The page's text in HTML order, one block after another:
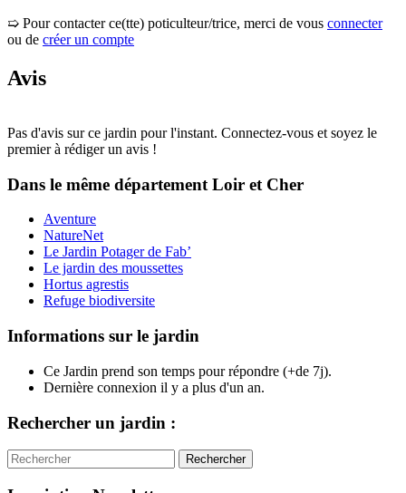
➯ Pour contacter ce(tte) poticulteur/trice, merci de vous connecter
ou de créer un compte
Avis
Pas d'avis sur ce jardin pour l'instant. Connectez-vous et soyez le
premier à rédiger un avis !
Dans le même département Loir et Cher
Aventure
NatureNet
Le Jardin Potager de Fab’
Le jardin des moussettes
Hortus agrestis
Refuge biodiversite
Informations sur le jardin
Ce Jardin prend son temps pour répondre (+de 7j).
Dernière connexion il y a plus d'un an.
Rechercher un jardin :
Rechercher